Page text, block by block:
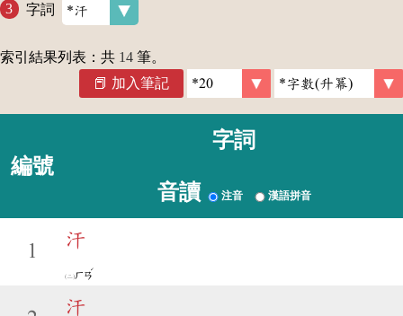
字詞
索引結果列表：共 14 筆。
加入筆記
編號
字詞
音讀 注音 漢語拼音
1
汗
ㄏㄢ
ˊ
汗